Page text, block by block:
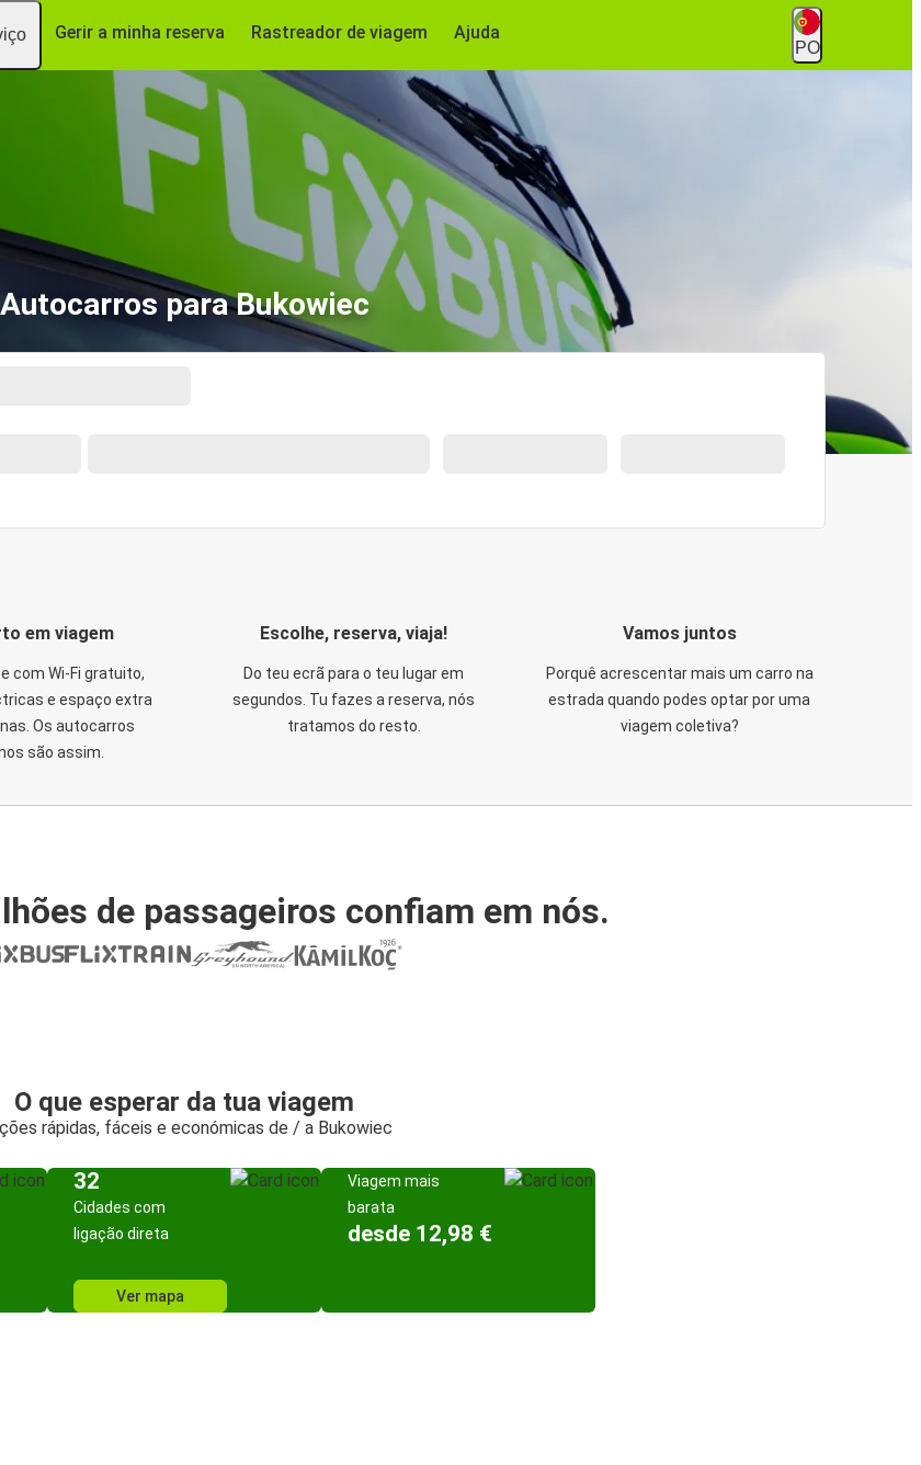
Gerir a minha reserva Rastreador de viagem Ajuda
PO
Autocarros para Bukowiec
em viagem
com Wi-Fi gratuito,
e espaço extra
Os autocarros
são assim.
Escolhe, reserva, viaja!
Do teu ecrã para o teu lugar em
segundos. Tu fazes a reserva, nós
tratamos do resto.
Vamos juntos
Porquê acrescentar mais um carro na
estrada quando podes optar por uma
viagem coletiva?
de passageiros confiam em nós.
O que esperar da tua viagem
rápidas, fáceis e económicas de / a Bukowiec
32
Cidades com
ligação direta
Ver mapa
Viagem mais
barata
desde 12,98 €